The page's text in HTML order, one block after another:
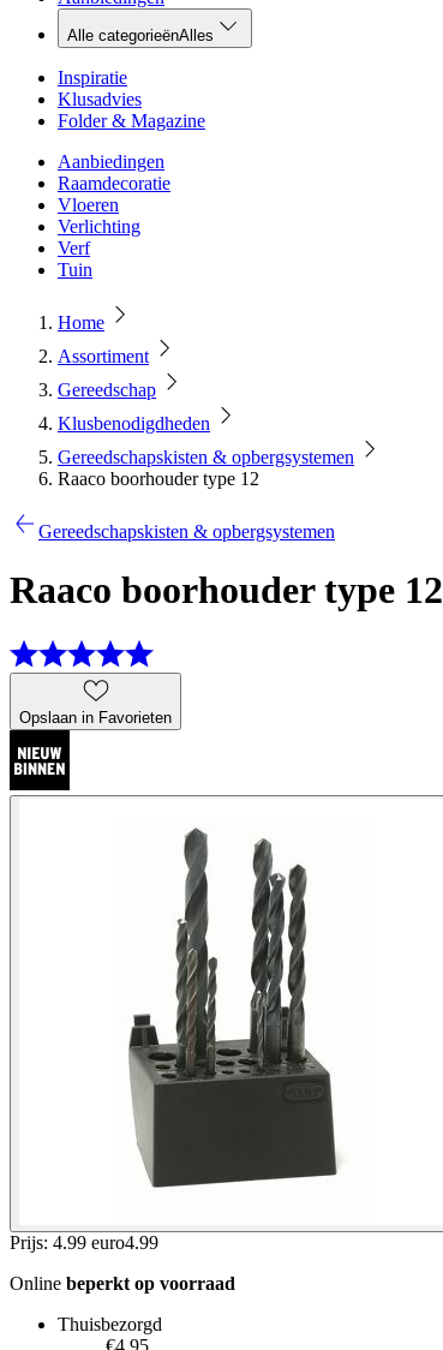
Alle categorieënAlles
Inspiratie
Klusadvies
Folder & Magazine
Aanbiedingen
Raamdecoratie
Vloeren
Verlichting
Verf
Tuin
Home
Assortiment
Gereedschap
Klusbenodigdheden
Gereedschapskisten & opbergsystemen
Raaco boorhouder type 12
Gereedschapskisten & opbergsystemen
Raaco boorhouder type 12
Opslaan in Favorieten
Prijs: 4.99 euro4.99
Online beperkt op voorraad
Thuisbezorgd
€4.95